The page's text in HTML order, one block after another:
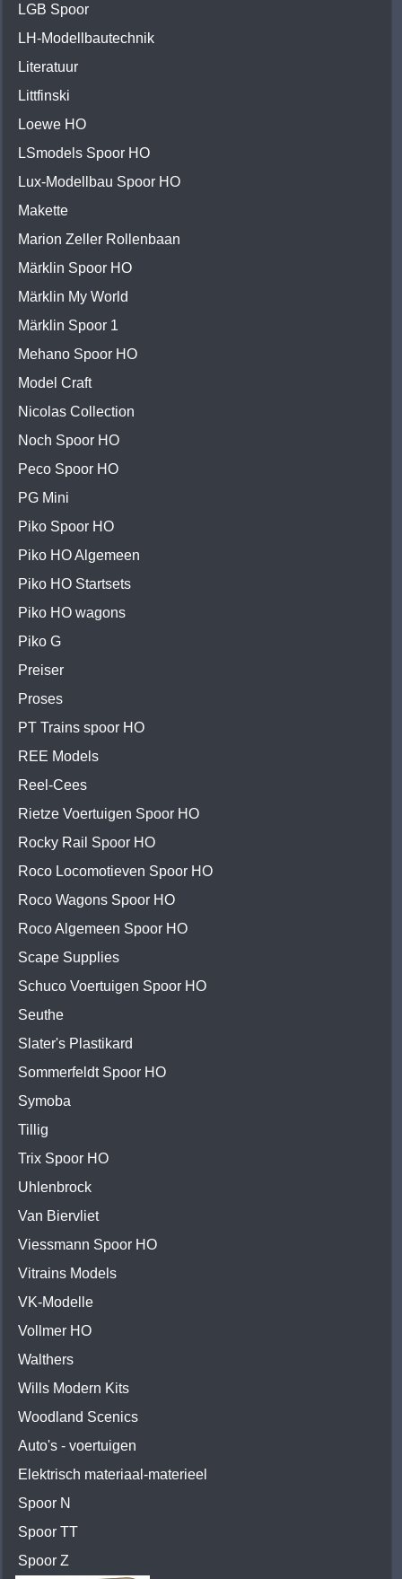
LGB Spoor
LH-Modellbautechnik
Literatuur
Littfinski
Loewe HO
LSmodels Spoor HO
Lux-Modellbau Spoor HO
Makette
Marion Zeller Rollenbaan
Märklin Spoor HO
Märklin My World
Märklin Spoor 1
Mehano Spoor HO
Model Craft
Nicolas Collection
Noch Spoor HO
Peco Spoor HO
PG Mini
Piko Spoor HO
Piko HO Algemeen
Piko HO Startsets
Piko HO wagons
Piko G
Preiser
Proses
PT Trains spoor HO
REE Models
Reel-Cees
Rietze Voertuigen Spoor HO
Rocky Rail Spoor HO
Roco Locomotieven Spoor HO
Roco Wagons Spoor HO
Roco Algemeen Spoor HO
Scape Supplies
Schuco Voertuigen Spoor HO
Seuthe
Slater's Plastikard
Sommerfeldt Spoor HO
Symoba
Tillig
Trix Spoor HO
Uhlenbrock
Van Biervliet
Viessmann Spoor HO
Vitrains Models
VK-Modelle
Vollmer HO
Walthers
Wills Modern Kits
Woodland Scenics
Auto's - voertuigen
Elektrisch materiaal-materieel
Spoor N
Spoor TT
Spoor Z